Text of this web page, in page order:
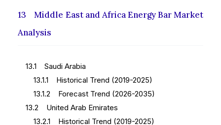
13 Middle East and Africa Energy Bar Market
Analysis
13.1 Saudi Arabia
13.1.1 Historical Trend (2019-2025)
13.1.2 Forecast Trend (2026-2035)
13.2 United Arab Emirates
13.2.1 Historical Trend (2019-2025)